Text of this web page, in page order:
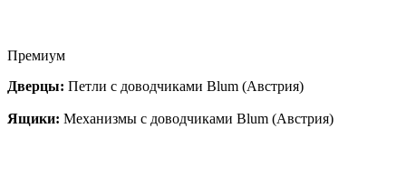
Премиум
Дверцы: Петли с доводчиками Blum (Австрия)
Ящики: Механизмы с доводчиками Blum (Австрия)